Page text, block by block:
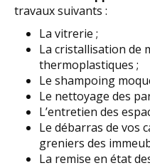
travaux suivants :
La vitrerie ;
La cristallisation de
thermoplastiques ;
Le shampoing
Le nettoyage des
L’entretien des
Le débarras de vos
greniers des
La remise en état